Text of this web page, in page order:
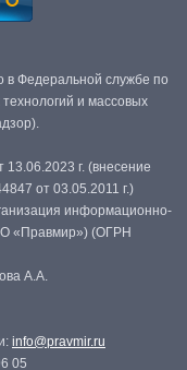
в Федеральной службе по
и массовых
г. (внесение
от 03.05.2011 г.)
информационно-
«Правмир») (ОГРН
А.А.
info@pravmir.ru
05